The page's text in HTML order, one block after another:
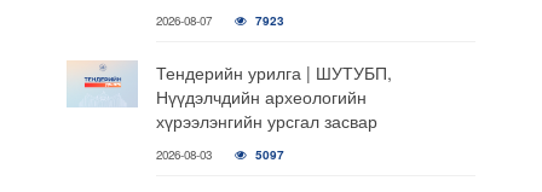
2026-08-07 7923
Тендерийн урилга | ШУТУБП,
Нүүдэлчдийн археологийн
хүрээлэнгийн урсгал засвар
2026-08-03 5097